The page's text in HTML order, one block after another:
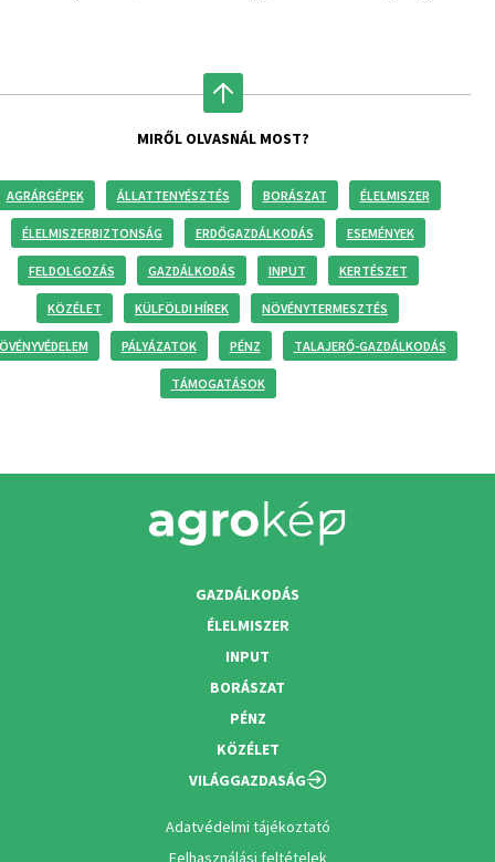
MIRŐL OLVASNÁL MOST?
AGRÁRGÉPEK ÁLLATTENYÉSZTÉS BORÁSZAT ÉLELMISZER
ÉLELMISZERBIZTONSÁG ERDŐGAZDÁLKODÁS ESEMÉNYEK
FELDOLGOZÁS GAZDÁLKODÁS INPUT KERTÉSZET
KÖZÉLET KÜLFÖLDI HÍREK NÖVÉNYTERMESZTÉS
PÁLYÁZATOK PÉNZ TALAJERŐ-GAZDÁLKODÁS
TÁMOGATÁSOK
GAZDÁLKODÁS
ÉLELMISZER
INPUT
BORÁSZAT
PÉNZ
KÖZÉLET
VILÁGGAZDASÁG
Adatvédelmi tájékoztató
Felhasználási feltételek